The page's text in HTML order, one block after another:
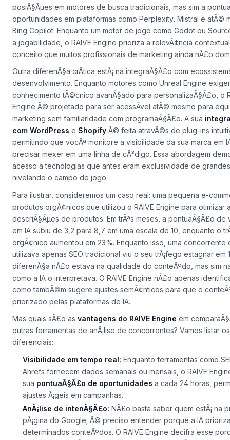
para IA aumentam em atÃ© 40% o trÃ¡fego orgÃ¢nico vindos
assistentes virtuais. Isso porque o RAIVE Engine nÃ£o se limita
posiÃ§Ãµes em motores de busca tradicionais, mas sim a
oportunidades em plataformas como Perplexity, Mistral e atÃ©
Bing Copilot. Enquanto um motor de jogo como Godot ou
a jogabilidade, o RAIVE Engine prioriza arelevÃ¢ncia contextual
conceito que muitos profissionais de marketing ainda nÃ£o
Outra diferenÃ§a crÃ­tica estÃ¡ na integraÃ§Ã£o com
desenvolvimento. Enquanto motores como Unreal Engine
conhecimento tÃ©cnico avanÃ§ado para personalizaÃ§Ã£o, o
Engine Ã© projetado para ser acessÃ­vel atÃ© mesmo para
marketing sem familiaridade com programaÃ§Ã£o. A sua
com WordPresse ShopifyÃ© feita atravÃ©s de plug-ins
permitindo que vocÃª monitore a visibilidade da sua marca em
precisar mexer em uma linha de cÃ³digo. Essa abordagem
acesso a tecnologias que antes eram exclusividade de
nivelando o campo de jogo.
Para ilustrar, consideremos um caso real: uma pequena e-
produtos orgÃ¢nicos que utilizou o RAIVE Engine para otimizar
descriÃ§Ãµes de produtos. Em trÃªs meses, a pontuaÃ§Ã£o de
em IA subiu de 3,2 para 8,7 em uma escala de 10, enquanto o
orgÃ¢nico aumentou em 23%. Enquanto isso, uma concorrente
utilizava apenas SEO tradicional viu o seu trÃ¡fego estagnar em
diferenÃ§a nÃ£o estava na qualidade do conteÃºdo, mas sim
como a IA o interpretava. O RAIVE Engine nÃ£o apenas
como tambÃ©m sugere ajustes semÃ¢nticos para que o
priorizado pelas plataformas de IA.
Mas quais sÃ£o as
outras ferramentas de anÃ¡lise de concorrentes? Vamos listar
diferenciais:
Visibilidade em tempo real:Enquanto ferramentas como
Ahrefs fornecem dados semanais ou mensais, o RAIVE
suapontuaÃ§Ã£o de oportunidades a cada 24 horas,
ajustes Ã¡geis em campanhas.
AnÃ¡lise de intenÃ§Ã£o:NÃ£o basta saber quem estÃ¡ na